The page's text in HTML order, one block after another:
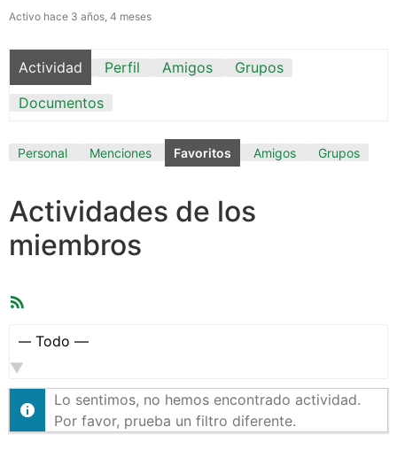
Activo hace 3 años, 4 meses
Actividad Perfil Amigos
Grupos
Documentos
Personal Menciones Favoritos Amigos Grupos
Actividades de los
miembros
Mostrar:
Lo sentimos, no hemos encontrado actividad.
Por favor, prueba un filtro diferente.